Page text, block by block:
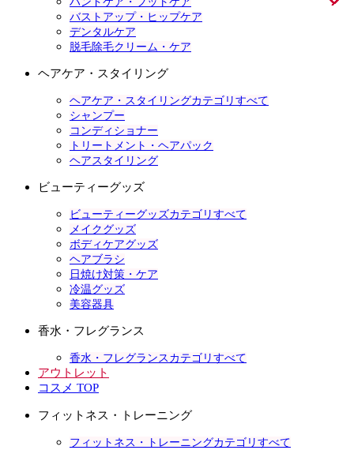
バストアップ・ヒップケア
デンタルケア
脱毛除毛クリーム・ケア
ヘアケア・スタイリング
ヘアケア・スタイリングカテゴリすべて
シャンプー
コンディショナー
トリートメント・ヘアパック
ヘアスタイリング
ビューティーグッズ
ビューティーグッズカテゴリすべて
メイクグッズ
ボディケアグッズ
ヘアブラシ
日焼け対策・ケア
冷温グッズ
美容器具
香水・フレグランス
香水・フレグランスカテゴリすべて
アウトレット
コスメ TOP
フィットネス・トレーニング
フィットネス・トレーニングカテゴリすべて